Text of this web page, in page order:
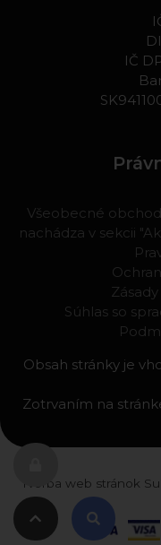
IČ
Všeobecné
nachádza v sekcii
Súhlas so
Obsah stránky je
Zotrvaním na
Tvorba web stránok